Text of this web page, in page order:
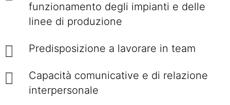
funzionamento degli impianti e delle
linee di produzione
Predisposizione a lavorare in team
Capacità comunicative e di relazione
interpersonale